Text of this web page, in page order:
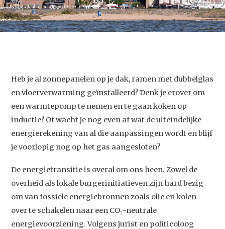
Heb je al zonnepanelen op je dak, ramen met dubbelglas
en vloerverwarming geïnstalleerd? Denk je erover om
een warmtepomp te nemen en te gaan koken op
inductie? Of wacht je nog even af wat de uiteindelijke
energierekening van al die aanpassingen wordt en blijf
je voorlopig nog op het gas aangesloten?
De energietransitie is overal om ons heen. Zowel de
overheid als lokale burgerinitiatieven zijn hard bezig
om van fossiele energiebronnen zoals olie en kolen
over te schakelen naar een CO₂-neutrale
energievoorziening. Volgens jurist en politicoloog